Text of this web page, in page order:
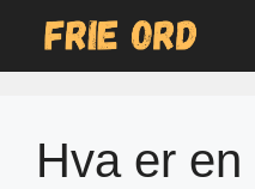
Hva er